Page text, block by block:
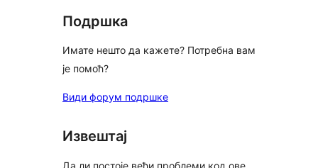
Подршка
Имате нешто да кажете? Потребна вам
је помоћ?
Види форум подршке
Извештај
Да ли постоје већи проблеми код ове